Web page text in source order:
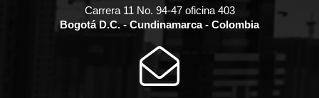
Carrera 11 No. 94-47 oficina 403
Bogotá D.C. - Cundinamarca - Colombia